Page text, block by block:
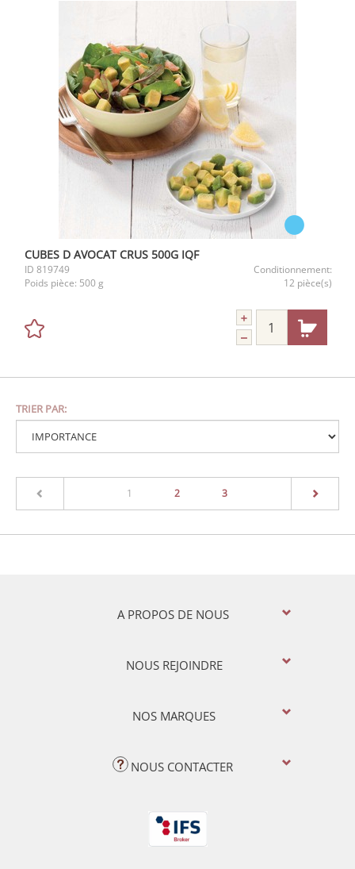
CUBES D AVOCAT CRUS 500G IQF
ID 819749
Conditionnement:
Poids pièce: 500 g 12 pièce(s)
TRIER PAR:
1 2 3
A PROPOS DE NOUS
NOUS REJOINDRE
NOS MARQUES
NOUS CONTACTER